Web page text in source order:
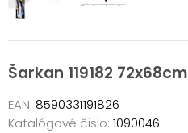
Šarkan 119182 72x68cm
EAN: 8590331191826
Katalógové čislo: 1090046